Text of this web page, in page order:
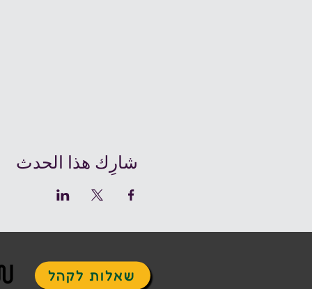
شارِك هذا الحدث
שאלות לקהל